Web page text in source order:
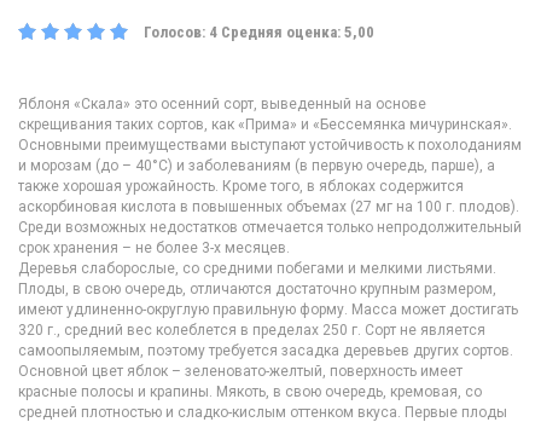
Голосов: 4 Средняя оценка: 5,00
Яблоня «Скала» это осенний сорт, выведенный на основе
скрещивания таких сортов, как «Прима» и «Бессемянка мичуринская».
Основными преимуществами выступают устойчивость к похолоданиям
и морозам (до – 40°С) и заболеваниям (в первую очередь, парше), а
также хорошая урожайность. Кроме того, в яблоках содержится
аскорбиновая кислота в повышенных объемах (27 мг на 100 г. плодов).
Среди возможных недостатков отмечается только непродолжительный
срок хранения – не более 3-х месяцев.
Деревья слаборослые, со средними побегами и мелкими листьями.
Плоды, в свою очередь, отличаются достаточно крупным размером,
имеют удлиненно-округлую правильную форму. Масса может достигать
320 г., средний вес колеблется в пределах 250 г. Сорт не является
самоопыляемым, поэтому требуется засадка деревьев других сортов.
Основной цвет яблок – зеленовато-желтый, поверхность имеет
красные полосы и крапины. Мякоть, в свою очередь, кремовая, со
средней плотностью и сладко-кислым оттенком вкуса. Первые плоды